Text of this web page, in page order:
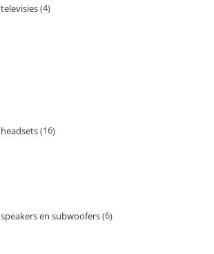
televisies 4
headsets 16
speakers en subwoofers 6